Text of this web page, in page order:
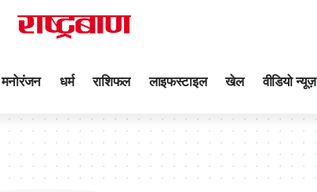
मनोरंजन धर्म राशिफल लाइफस्टाइल खेल वीडियो न्यूज़